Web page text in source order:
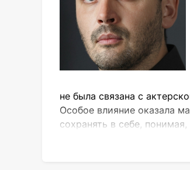
не была связана с
Особое влияние оказала
сохранять в себе,
В семье все же была и